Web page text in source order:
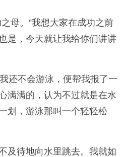
母。”我想大家在成功之前
是，今天就让我给你们讲讲
还不会游泳，便帮我报了一
满满的，认为不过就是在水
划，游泳那叫一个轻轻松
及待地向水里跳去。我就如